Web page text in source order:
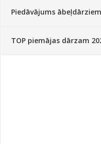
Piedāvājums ābeļdārziem
TOP piemājas dārzam